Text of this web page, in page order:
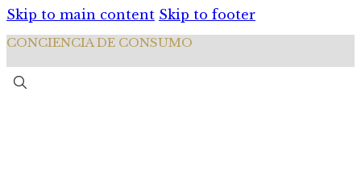
Skip to main content Skip to footer
CONCIENCIA DE CONSUMO